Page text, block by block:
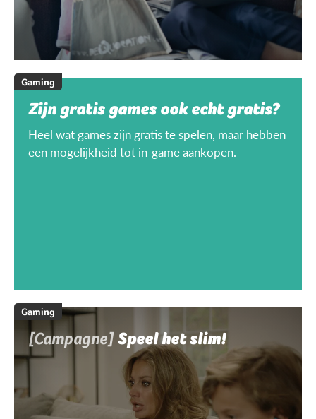
Gaming
Zijn gratis games ook echt gratis?
Heel wat games zijn gratis te spelen, maar hebben
een mogelijkheid tot in-game aankopen.
Gaming
[Campagne]Speel het slim!